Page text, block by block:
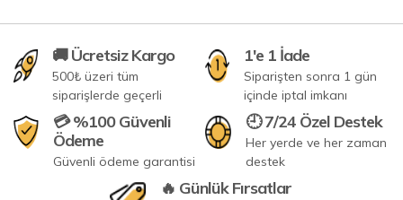
🚚 Ücretsiz Kargo
500₺ üzeri tüm
siparişlerde geçerli
1'e 1 İade
Siparişten sonra 1 gün
içinde iptal imkanı
💳 %100 Güvenli
Ödeme
Güvenli ödeme garantisi
🕘 7/24 Özel Destek
Her yerde ve her zaman
destek
🔥 Günlük Fırsatlar